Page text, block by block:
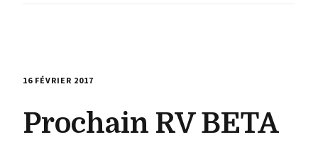
16 FÉVRIER 2017
Prochain RV BETA